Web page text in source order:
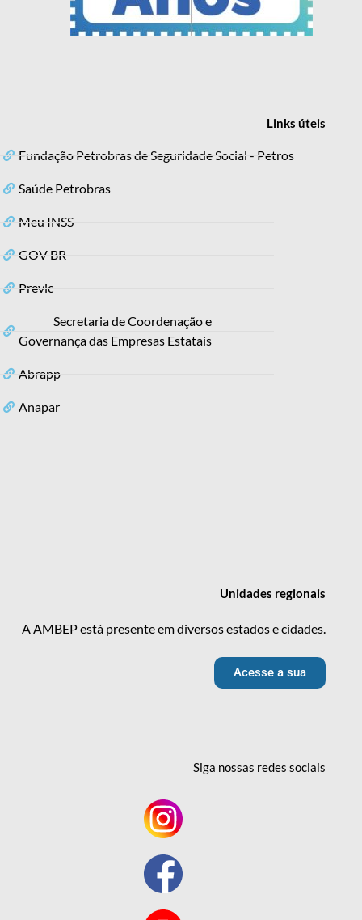
Linksúteis
Fundação Petrobras de Seguridade Social - Petros
Saúde Petrobras
Meu INSS
GOV BR
Previc
Secretaria de Coordenação e
Governança das Empresas Estatais
Abrapp
Anapar
Unidades regionais
A AMBEP está presente em diversos estados e cidades.
Acesse a sua
Siga nossas redessociais